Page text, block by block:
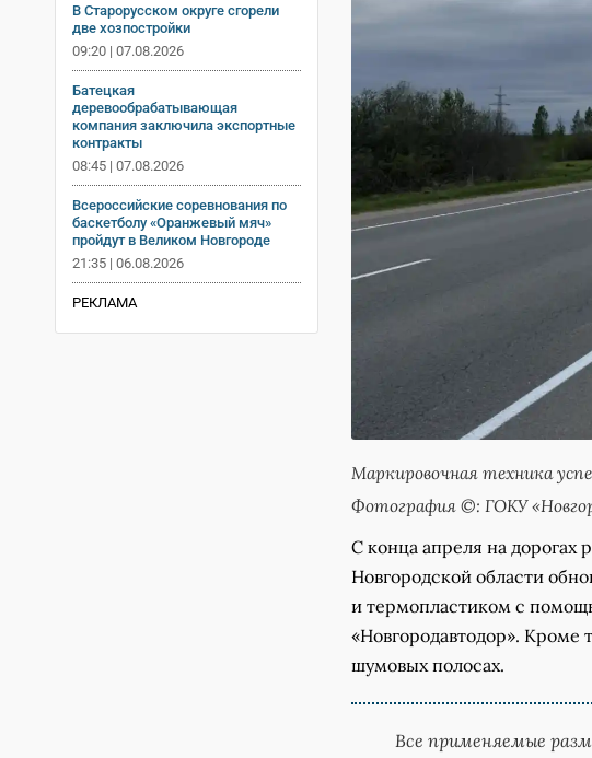
В Старорусском округе сгорели
две хозпостройки
09:20 | 07.08.2026
Батецкая
деревообрабатывающая
компания заключила экспортные
контракты
08:45 | 07.08.2026
Всероссийские соревнования по
баскетболу «Оранжевый мяч»
пройдут в Великом Новгороде
21:35 | 06.08.2026
РЕКЛАМА
Маркировочная техника
Фотография ©: ГОКУ
С конца апреля на дорогах
Новгородской области
и термопластиком с
«Новгородавтодор». Кроме
шумовых полосах.
Все применяемые